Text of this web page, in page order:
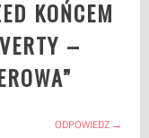
n
r
d
KOŃCEM
–
”
ODPOWIEDZ